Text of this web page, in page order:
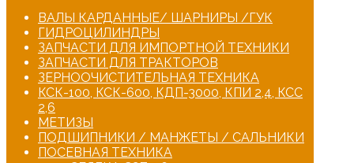
ВАЛЫ КАРДАННЫЕ/ ШАРНИРЫ /ГУК
ГИДРОЦИЛИНДРЫ
ЗАПЧАСТИ ДЛЯ ИМПОРТНОЙ ТЕХНИКИ
ЗАПЧАСТИ ДЛЯ ТРАКТОРОВ
ЗЕРНООЧИСТИТЕЛЬНАЯ ТЕХНИКА
КСК-100, КСК-600, КДП-3000, КПИ 2,4, КСС
2,6
МЕТИЗЫ
ПОДШИПНИКИ / МАНЖЕТЫ / САЛЬНИКИ
ПОСЕВНАЯ ТЕХНИКА